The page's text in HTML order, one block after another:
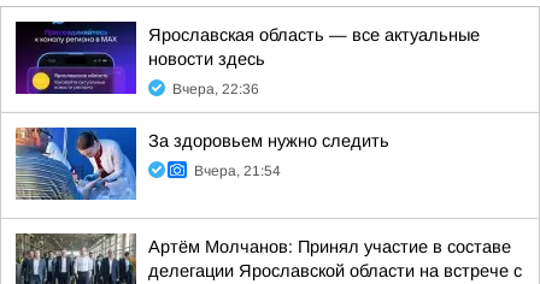
Ярославская область — все актуальные
новости здесь
Вчера, 22:36
За здоровьем нужно следить
Вчера, 21:54
Артём Молчанов: Принял участие в составе
делегации Ярославской области на встрече с